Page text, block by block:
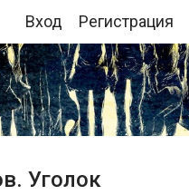
Вход Регистрация
Уголок